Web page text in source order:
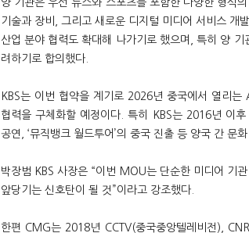
양 기관은 우선 뉴스와 스포츠를 포함한 다양한 형식
기술과 장비, 그리고 새로운 디지털 미디어 서비스 개
산업 분야 협력도 확대해 나가기로 했으며, 특히 양
려하기로 합의했다.
KBS는 이번 협약을 계기로 2026년 중국에서 열리
협력을 구체화할 예정이다. 특히 KBS는 2016년 이후
공연, ‘뮤직뱅크 월드투어’의 중국 진출 등 양국 간 문
박장범 KBS 사장은 “이번 MOU는 단순한 미디어 기
앞당기는 신호탄이 될 것”이라고 강조했다.
한편 CMG는 2018년 CCTV(중국중앙텔레비전),